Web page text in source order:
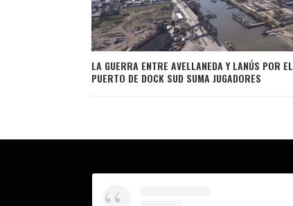
LA GUERRA ENTRE AVELLANEDA Y LANÚS POR EL
PUERTO DE DOCK SUD SUMA JUGADORES